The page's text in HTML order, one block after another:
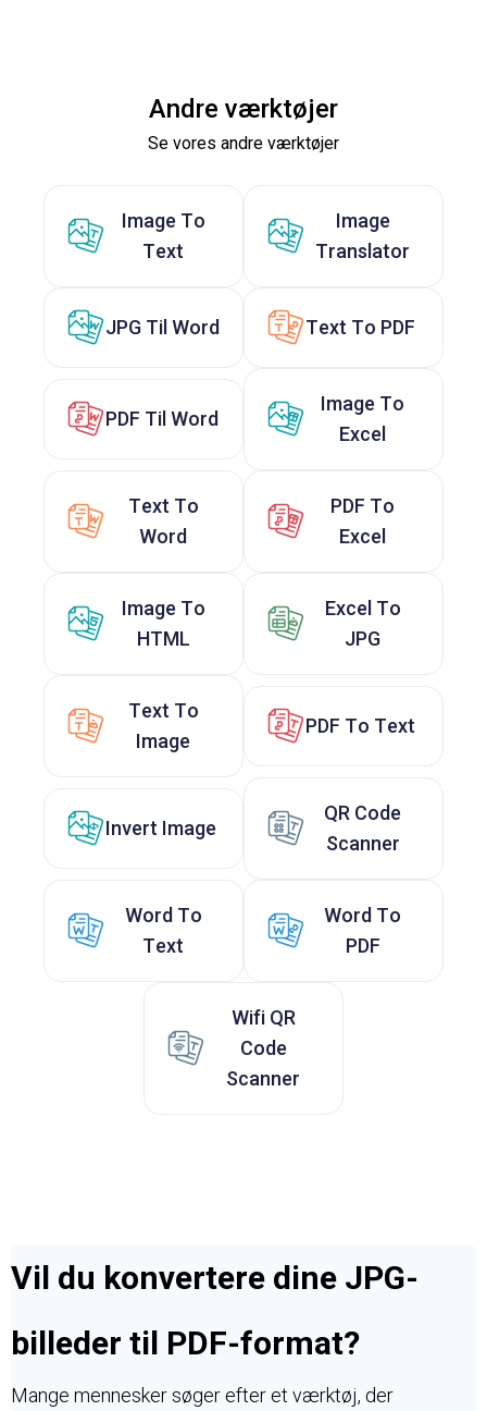
Andre værktøjer
Se vores andre værktøjer
Image To
Text
Image
Translator
JPG Til Word Text To PDF
PDF Til Word
Image To
Excel
Text To
Word
PDF To
Excel
Image To
HTML
Excel To
JPG
Text To
Image
PDF To Text
Invert Image
QR Code
Scanner
Word To
Text
Word To
PDF
Wifi QR
Code
Scanner
Vil du konvertere dine JPG-
billeder til PDF-format?
Mange mennesker søger efter et værktøj, der